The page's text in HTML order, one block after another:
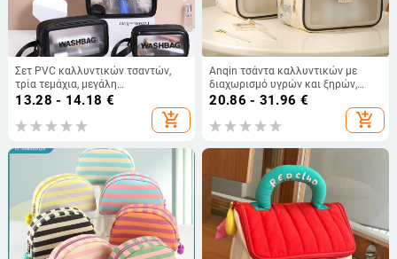
Σετ PVC καλλυντικών τσαντών,
τρία τεμάχια, μεγάλη
χωρητικότητα, αδιάβροχο και
περιποίησης με διαχωρισμούς,
13.28 - 14.18 €
add_shopping_cart
Anqin τσάντα καλλυντικών με
διαχωρισμό υγρών και ξηρών,
ταξιδιωτική, πολυλειτουργική PU
20.86 - 31.96 €
add_shopping_cart